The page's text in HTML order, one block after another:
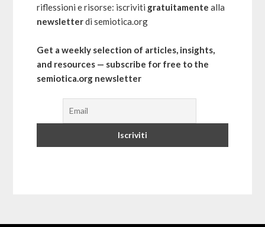
riflessioni e risorse: iscriviti gratuitamente alla
newsletterdi semiotica.org
Get a weekly selection of articles, insights,
and resources — subscribe for free to the
semiotica.org newsletter